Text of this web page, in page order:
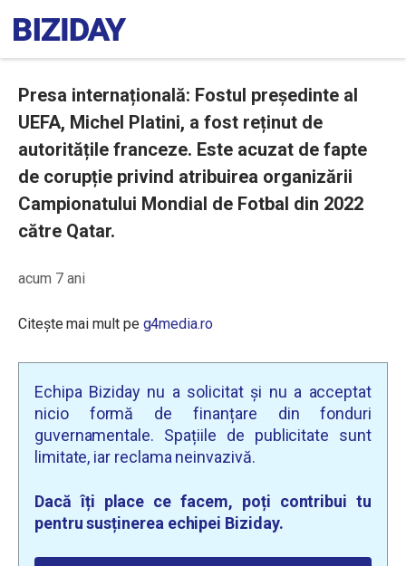
Presa internațională: Fostul președinte al
UEFA, Michel Platini, a fost reținut de
autoritățile franceze. Este acuzat de fapte
de corupție privind atribuirea organizării
Campionatului Mondial de Fotbal din 2022
către Qatar.
acum 7 ani
Citește mai mult pe g4media.ro
Echipa Biziday nu a solicitat și nu a acceptat
nicio formă de finanțare din fonduri
guvernamentale. Spațiile de publicitate sunt
limitate, iar reclama neinvazivă.
Dacă îți place ce facem, poți contribui tu
pentru susținerea echipei Biziday.